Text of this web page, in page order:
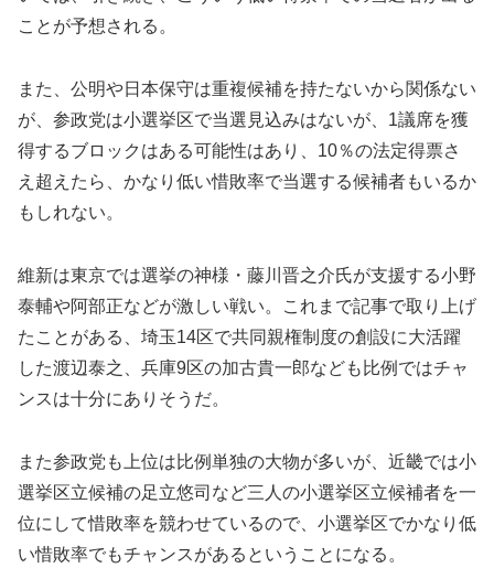
ことが予想される。
また、公明や日本保守は重複候補を持たないから関係ない
が、参政党は小選挙区で当選見込みはないが、1議席を獲
得するブロックはある可能性はあり、10％の法定得票さ
え超えたら、かなり低い惜敗率で当選する候補者もいるか
もしれない。
維新は東京では選挙の神様・藤川晋之介氏が支援する小野
泰輔や阿部正などが激しい戦い。これまで記事で取り上げ
たことがある、埼玉14区で共同親権制度の創設に大活躍
した渡辺泰之、兵庫9区の加古貴一郎なども比例ではチャ
ンスは十分にありそうだ。
また参政党も上位は比例単独の大物が多いが、近畿では小
選挙区立候補の足立悠司など三人の小選挙区立候補者を一
位にして惜敗率を競わせているので、小選挙区でかなり低
い惜敗率でもチャンスがあるということになる。